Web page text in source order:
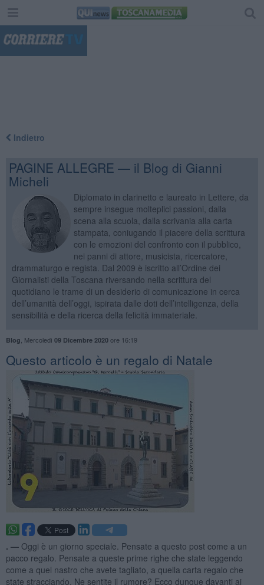
Indietro
PAGINE ALLEGRE — il Blog di Gianni
Micheli
Diplomato in clarinetto e laureato in Lettere, da
sempre insegue molteplici passioni, dalla
scena alla scuola, dalla scrivania alla carta
stampata, coniugando il piacere della scrittura
con le emozioni del confronto con il pubblico,
nei panni di attore, musicista, ricercatore,
drammaturgo e regista. Dal 2009 è iscritto all’Ordine dei
Giornalisti della Toscana riversando nella scrittura del
quotidiano le trame di un desiderio di comunicazione in cerca
dell’umanità dell’oggi, ispirata dalle doti dell’intelligenza, della
sensibilità e della ricerca della felicità immateriale.
Blog Mercoledì 09 Dicembre 2020ore 16:19
​Questo articolo è un regalo di Natale
. — Oggi è un giorno speciale. Pensate a questo post come a un
pacco regalo. Pensate a queste prime righe che state leggendo
come a quel nastro che avete tagliato, a quella carta regalo che
state stracciando. Ne sentite il rumore? Ecco dunque davanti ai